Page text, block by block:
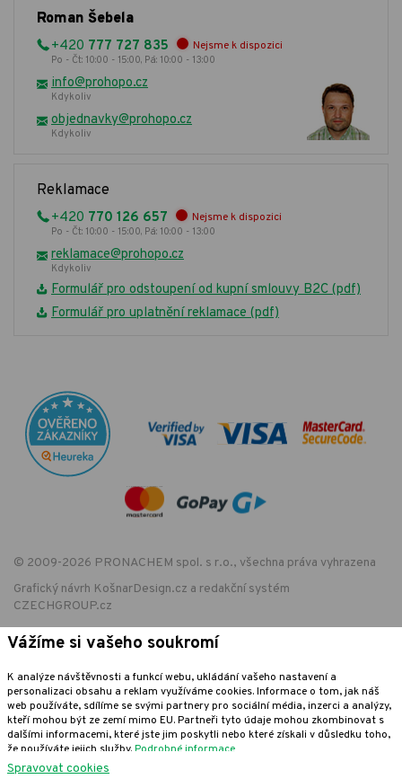
Roman Šebela
+420 777 727 835 Nejsme k dispozici
Po - Čt: 10:00 - 15:00, Pá: 10:00 - 13:00
info@prohopo.cz
Kdykoliv
objednavky@prohopo.cz
Kdykoliv
Reklamace
+420 770 126 657 Nejsme k dispozici
Po - Čt: 10:00 - 15:00, Pá: 10:00 - 13:00
reklamace@prohopo.cz
Kdykoliv
Formulář pro odstoupení od kupní smlouvy B2C (pdf)
Formulář pro uplatnění reklamace (pdf)
© 2009-2026 PRONACHEM spol. s r.o., všechna práva vyhrazena
Grafický návrh KošnarDesign.cz a redakční systém
CZECHGROUP.cz
EET - označení provozovny:
Podle zákona o evidenci tržeb je prodávající povinen vystavit kupujícímu
účtenku. Zároveň je povinen zaevidovat přijatou tržbu u správce daně
online; v případě technického výpadku pak nejpozději do 48 hodin.
Vážíme si vašeho soukromí
K analýze návštěvnosti a funkcí webu, ukládání vašeho nastavení a
personalizaci obsahu a reklam využíváme cookies. Informace o tom, jak náš
web používáte, sdílíme se svými partnery pro sociální média, inzerci a analýzy,
kteří mohou být ze zemí mimo EU. Partneři tyto údaje mohou zkombinovat s
dalšími informacemi, které jste jim poskytli nebo které získali v důsledku toho,
že používáte jejich služby.Podrobné informace
Spravovat cookies